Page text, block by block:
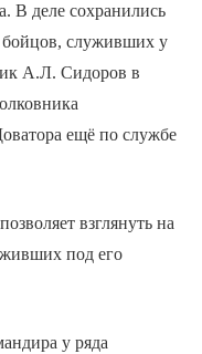
В деле сохранились
служивших у
А.Л. Сидоров в
ещё по службе
взглянуть на
под его
у ряда